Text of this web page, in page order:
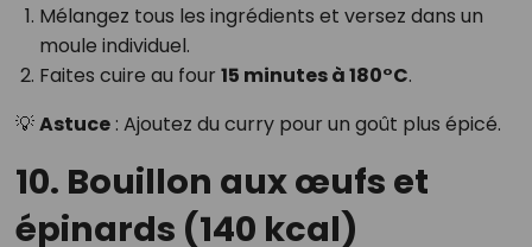
Mélangez tous les ingrédients et versez dans un
moule individuel.
Faites cuire au four 15 minutes à 180°C.
💡Astuce: Ajoutez du curry pour un goût plus épicé.
10. Bouillon aux œufs et
épinards (140 kcal)